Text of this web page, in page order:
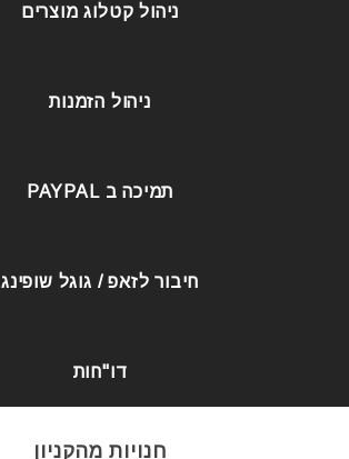
ניהול קטלוג מוצרים
ניהול הזמנות
תמיכה ב PAYPAL
חיבור לזאפ / גוגל שופינג
דו"חות
חנויות מהקניון